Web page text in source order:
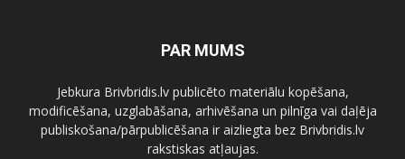
PAR MUMS
Jebkura Brivbridis.lv publicēto materiālu kopēšana,
modificēšana, uzglabāšana, arhivēšana un pilnīga vai daļēja
publiskošana/pārpublicēšana ir aizliegta bez Brivbridis.lv
rakstiskas atļaujas.